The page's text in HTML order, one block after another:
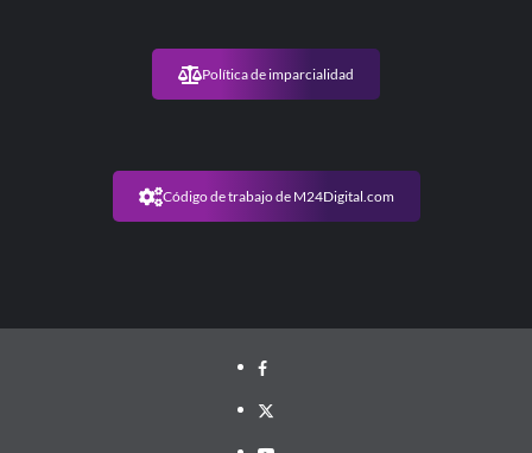
Política de imparcialidad
Código de trabajo de M24Digital.com